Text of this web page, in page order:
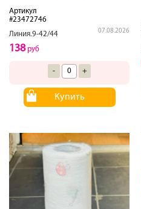
Артикул
#23472746
Линия.9-42/44
07.08.2026
138руб
- +
Купить